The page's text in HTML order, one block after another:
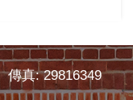
傳真: 29816349